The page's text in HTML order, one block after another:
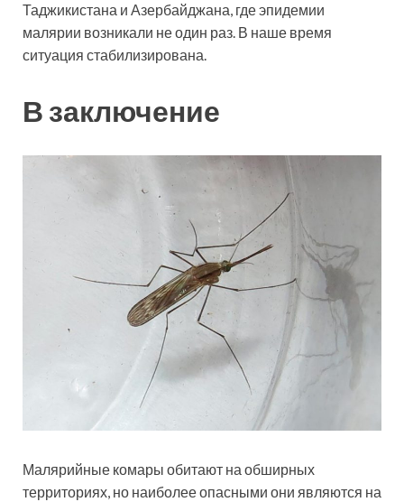
Таджикистана и Азербайджана, где эпидемии
малярии возникали не один раз. В наше время
ситуация стабилизирована.
В заключение
Малярийные комары обитают на обширных
территориях, но наиболее опасными они являются на